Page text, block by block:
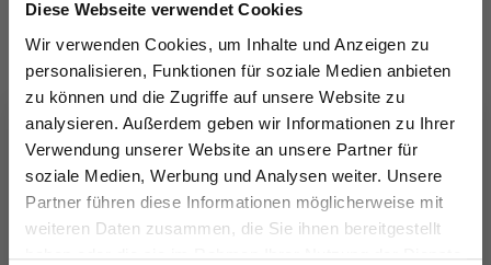
Diese Webseite verwendet Cookies
Wir verwenden Cookies, um Inhalte und Anzeigen zu
personalisieren, Funktionen für soziale Medien anbieten
zu können und die Zugriffe auf unsere Website zu
analysieren. Außerdem geben wir Informationen zu Ihrer
Verwendung unserer Website an unsere Partner für
soziale Medien, Werbung und Analysen weiter. Unsere
Partner führen diese Informationen möglicherweise mit
weiteren Daten zusammen, die Sie ihnen bereitgestellt
haben oder die sie im Rahmen Ihrer Nutzung der Dienste
212238831 550024060
480798515
490438751
ERHALTE 5% RABATT AUF
DEINE RÜCKWÄNDE